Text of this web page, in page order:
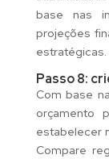
base nas
projeções
estratégicas.
Passo 8:
Com base
orçamento
estabelecer
Compare